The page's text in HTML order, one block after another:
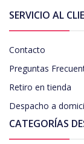
SERVICIO AL
Contacto
Preguntas
Retiro en tienda
Despacho a
CATEGORÍAS